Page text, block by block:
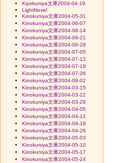
Kiyokuniya文庫2004-04-19
LightNovel
Kinokuniya文庫2004-05-31
Kinokuniya文庫2004-06-07
Kinokuniya文庫2004-06-14
Kinokuniya文庫2004-06-21
Kinokuniya文庫2004-06-28
Kinokuniya文庫2004-07-05
Kinokuniya文庫2004-07-12
Kinokuniya文庫2004-07-19
Kinokuniya文庫2004-07-26
Kinokuniya文庫2004-08-02
Kinokuniya文庫2004-03-15
Kinokuniya文庫2004-03-22
Kinokuniya文庫2004-03-29
Kinokuniya文庫2004-04-05
Kinokuniya文庫2004-04-12
Kinokuniya文庫2004-04-19
Kinokuniya文庫2004-04-26
Kinokuniya文庫2004-05-03
Kinokuniya文庫2004-05-10
Kinokuniya文庫2004-05-17
Kinokuniya文庫2004-05-24